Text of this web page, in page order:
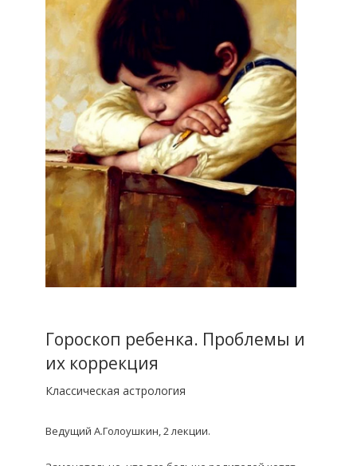
Гороскоп ребенка. Проблемы и
их коррекция
Классическая астрология
Ведущий А.Голоушкин, 2 лекции.